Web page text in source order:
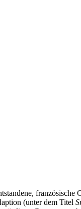
französische
(unter dem Titel